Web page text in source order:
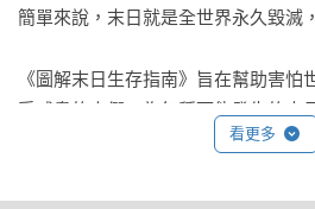
簡單來說，末日就是全世界永久毀滅
《圖解末日生存指南》旨在幫助害怕
受威脅的人們，為每種可能發生的
入侵、核災、氣候危機、小行星撞地
看更多